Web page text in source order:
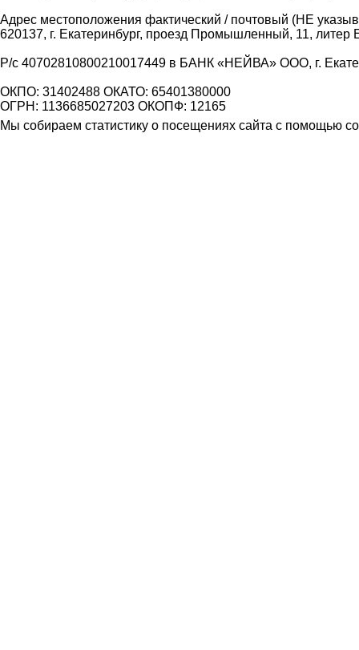
Адрес местоположения фактический / почтовый (НЕ
620137, г. Екатеринбург, проезд Промышленный, 11, литер
Р/с 40702810800210017449 в БАНК «НЕЙВА» ООО, г.
ОКПО: 31402488 ОКАТО: 65401380000
ОГРН: 1136685027203 ОКОПФ: 12165
Мы собираем статистику о посещениях сайта с помощью